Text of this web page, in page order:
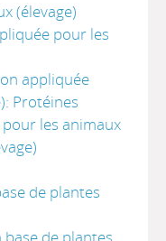
(élevage)
pour les
appliquée
Protéines
les animaux
de plantes